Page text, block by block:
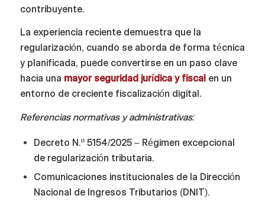
contribuyente.
La experiencia reciente demuestra que la
regularización, cuando se aborda de forma técnica
y planificada, puede convertirse en un paso clave
hacia una mayor seguridad jurídica y fiscal en un
entorno de creciente fiscalización digital.
Referencias normativas y administrativas:
Decreto N.º 5154/2025 – Régimen excepcional
de regularización tributaria.
Comunicaciones institucionales de la Dirección
Nacional de Ingresos Tributarios (DNIT).